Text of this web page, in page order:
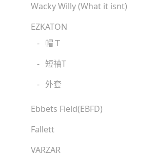
Wacky Willy (What it isnt)
EZKATON
- 帽Ｔ
- 短袖T
- 外套
Ebbets Field(EBFD)
Fallett
VARZAR